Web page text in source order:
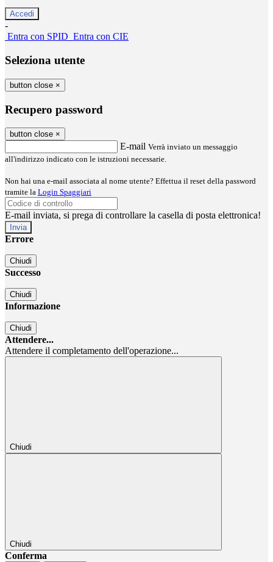
-
Entra con SPID Entra con CIE
Seleziona utente
button close ×
Recupero password
button close ×
E-mail Verrà inviato un messaggio
all'indirizzo indicato con le istruzioni necessarie.
Non hai una e-mail associata al nome utente? Effettua il reset della password
tramite la Login Spaggiari
E-mail inviata, si prega di controllare la casella di posta elettronica!
Errore
Chiudi
Successo
Chiudi
Informazione
Chiudi
Attendere...
Attendere il completamento dell'operazione...
Chiudi
Chiudi
Conferma